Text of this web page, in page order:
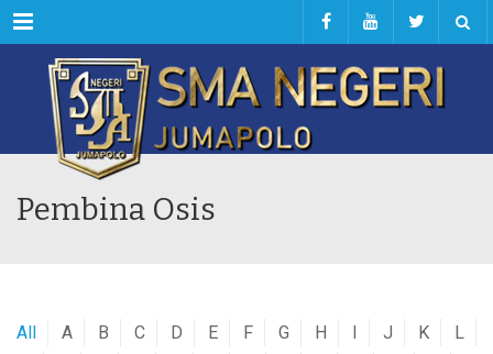
Menu
Pembina Osis
All A B C D E F G H I J K
L